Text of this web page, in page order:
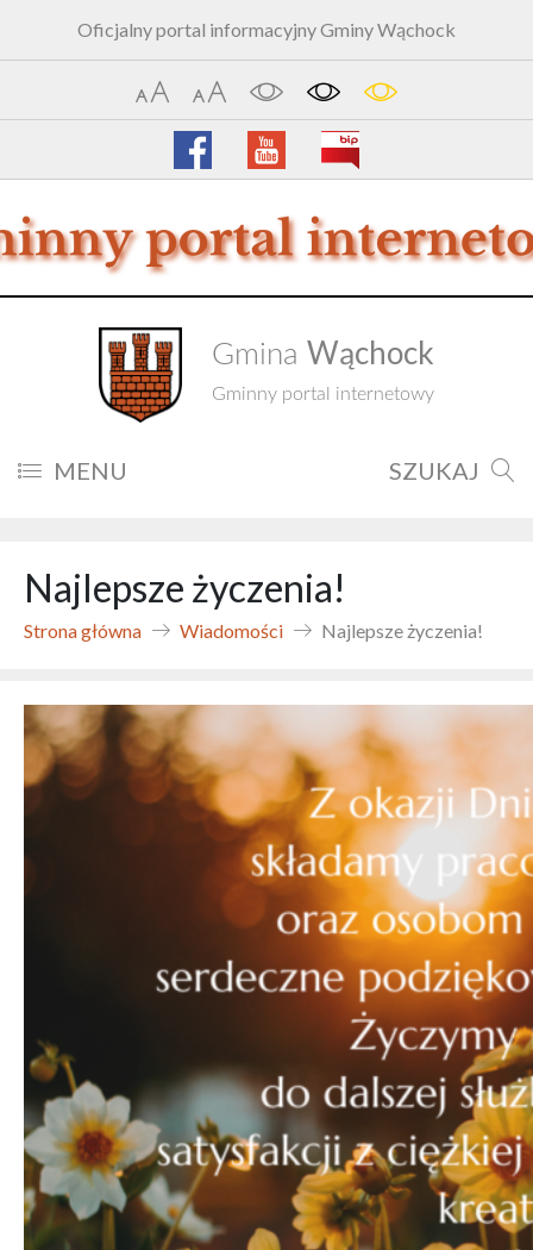
Oficjalny portal informacyjny Gminy Wąchock
Gmina Wąchock
Gminny portal internetowy
MENU SZUKAJ
Najlepsze życzenia!
Strona główna Wiadomości Najlepsze życzenia!